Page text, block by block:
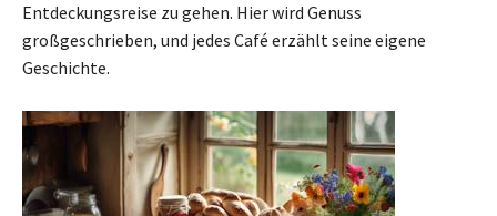
Entdeckungsreise zu gehen. Hier wird Genuss
großgeschrieben, und jedes Café erzählt seine eigene
Geschichte.